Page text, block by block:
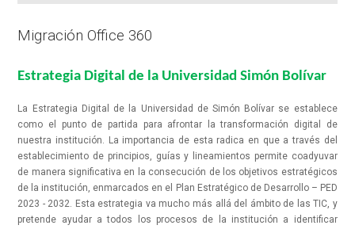
Migración Office 360
Estrategia Digital de la Universidad Simón Bolívar
La Estrategia Digital de la Universidad de Simón Bolívar se establece
como el punto de partida para afrontar la transformación digital de
nuestra institución. La importancia de esta radica en que a través del
establecimiento de principios, guías y lineamientos permite coadyuvar
de manera significativa en la consecución de los objetivos estratégicos
de la institución, enmarcados en el Plan Estratégico de Desarrollo – PED
2023 - 2032. Esta estrategia va mucho más allá del ámbito de las TIC, y
pretende ayudar a todos los procesos de la institución a identificar